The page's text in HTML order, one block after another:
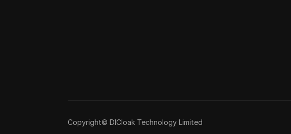
Copyright© DICloak Technology Limited